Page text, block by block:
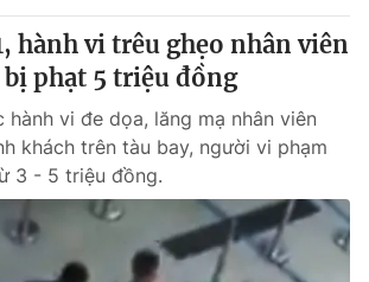
hành vi trêu ghẹo nhân viên
phạt 5 triệu đồng
hành vi đe dọa, lăng mạ nhân viên
khách trên tàu bay, người vi phạm
3 - 5 triệu đồng.